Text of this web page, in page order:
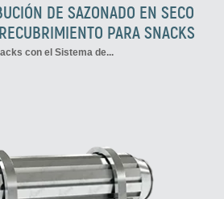
DE SAZONADO EN SECO
PARA SNACKS
con elSistema de...